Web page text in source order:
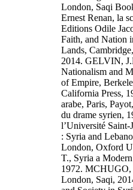
London, Saqi
Ernest Renan, la
Editions Odile
Faith, and Nation
Lands,
2014. GELVIN,
Nationalism and
of Empire,
California Press,
arabe, Paris,
du drame syrien,
l’Université
: Syria and
London, Oxford
T., Syria a
1972. MCHUGO,
London, Saqi,